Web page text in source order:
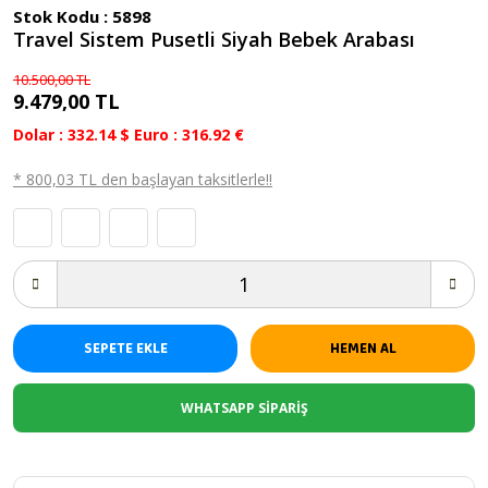
Stok Kodu : 5898
Travel Sistem Pusetli Siyah Bebek Arabası
10.500,00 TL
9.479,00 TL
Dolar : 332.14 $ Euro : 316.92 €
* 800,03 TL den başlayan taksitlerle!!
SEPETE EKLE HEMEN AL
WHATSAPP SİPARİŞ
Hediyelik Ürünler
Taraftar Bebek Takımları
Bebek Yazlık Modeller
Atkı , Bere , Eldiven
Bebek Beslenme Ürünleri
Bebek Kıyafetleri
Bebek Yatakları
Biberon